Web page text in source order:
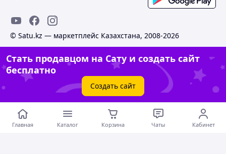
© Satu.kz — маркетплейс Казахстана, 2008-2026
Стать продавцом на Сату и создать сайт
бесплатно
Создать сайт
Главная Каталог Корзина Чаты Кабинет